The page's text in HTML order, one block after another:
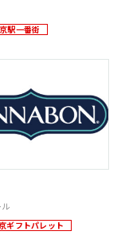
駅一番街
ギフトパレット